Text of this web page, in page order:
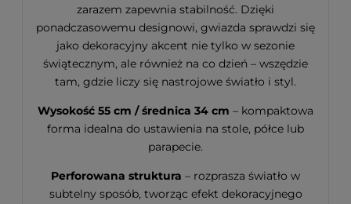
zarazem zapewnia stabilność. Dzięki
ponadczasowemu designowi, gwiazda sprawdzi się
jako dekoracyjny akcent nie tylko w sezonie
świątecznym, ale również na co dzień – wszędzie
tam, gdzie liczy się nastrojowe światło i styl.
Wysokość 55 cm / średnica 34 cm – kompaktowa
forma idealna do ustawienia na stole, półce lub
parapecie.
Perforowana struktura – rozprasza światło w
subtelny sposób, tworząc efekt dekoracyjnego